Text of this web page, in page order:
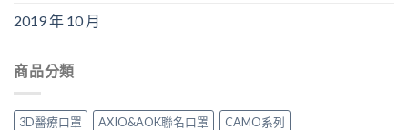
2019 年 10 月
商品分類
3D醫療口罩 AXIO&AOK聯名口罩
CAMO系列